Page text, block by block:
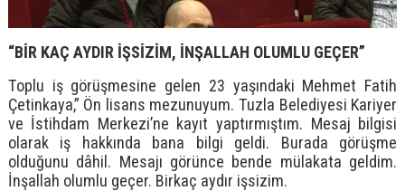
“BİR KAÇ AYDIR İŞSİZİM, İNŞALLAH OLUMLU GEÇER”
Toplu iş görüşmesine gelen 23 yaşındaki Mehmet Fatih
Çetinkaya,” Ön lisans mezunuyum. Tuzla Belediyesi Kariyer
ve İstihdam Merkezi’ne kayıt yaptırmıştım. Mesaj bilgisi
olarak iş hakkında bana bilgi geldi. Burada görüşme
olduğunu dâhil. Mesajı görünce bende mülakata geldim.
İnşallah olumlu geçer. Birkaç aydır işsizim.